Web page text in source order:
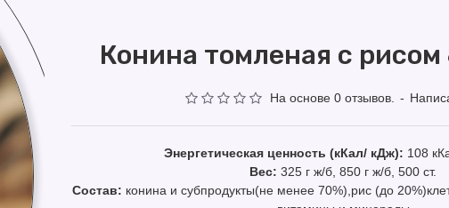
Конина томленая с
Энергетическая ценность (кКал/ кДж): 108
Вес: 325 г ж/б, 850 г ж/б, 500 ст.
Состав: конина и субпродукты(не менее 70%),рис (до
На основе 0 отзывов. -